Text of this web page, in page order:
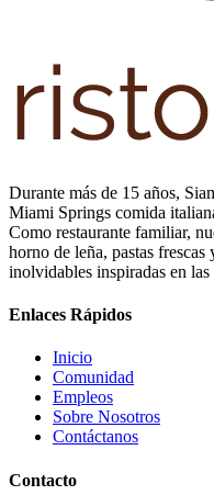
Durante más de 15 años,
Miami Springs comida
Como restaurante familiar,
horno de leña, pastas
inolvidables inspiradas en
Enlaces Rápidos
Inicio
Comunidad
Empleos
Sobre Nosotros
Contáctanos
Contacto